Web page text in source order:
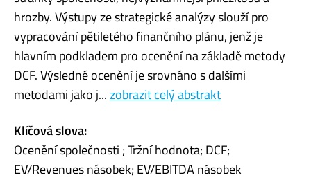
hrozby. Výstupy ze strategické analýzy slouží pro
vypracování pětiletého finančního plánu, jenž je
hlavním podkladem pro ocenění na základě metody
DCF. Výsledné ocenění je srovnáno s dalšími
metodami jako j...zobrazit celý abstrakt
Klíčová slova:
Ocenění společnosti ; Tržní hodnota; DCF;
EV/Revenues násobek; EV/EBITDA násobek